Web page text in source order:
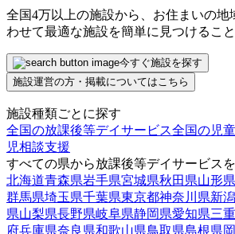
全国4万以上の施設から、お住まいの地
わせて最適な施設を簡単に見つけること
今すぐ施設を探す
施設運営の方・掲載についてはこちら
施設種類ごとに探す
全国の放課後等デイサービス全国の児
児相談支援
すべての県から放課後等デイサービス
北海道青森県岩手県宮城県秋田県山形県
群馬県埼玉県千葉県東京都神奈川県新
県山梨県長野県岐阜県静岡県愛知県三
府兵庫県奈良県和歌山県鳥取県島根県